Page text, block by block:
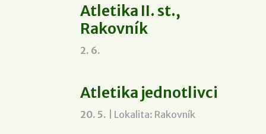
Atletika II. st.,
Rakovník
2. 6.
Atletika jednotlivci
20. 5. | Lokalita: Rakovník